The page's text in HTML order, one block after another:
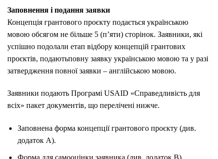
Заповнення і подання заявки
Концепція грантового проєкту подається українською
мовою обсягом не більше 5 (п’яти) сторінок. Заявники, які
успішно подолали етап відбору концепцій грантових
проєктів, подаютьповну заявку українською мовою та у разі
затвердження повної заявки – англійською мовою.
Заявники подають Програмі USAID «Справедливість для
всіх» пакет документів, що перелічені нижче.
Заповнена форма концепції грантового проєкту (див.
додаток А).